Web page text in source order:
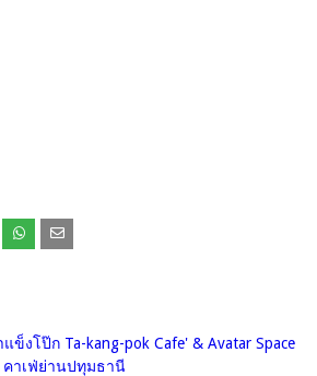
ข็งโป๊ก Ta-kang-pok Cafe' & Avatar Space
คาเฟ่ย่านปทุมธานี